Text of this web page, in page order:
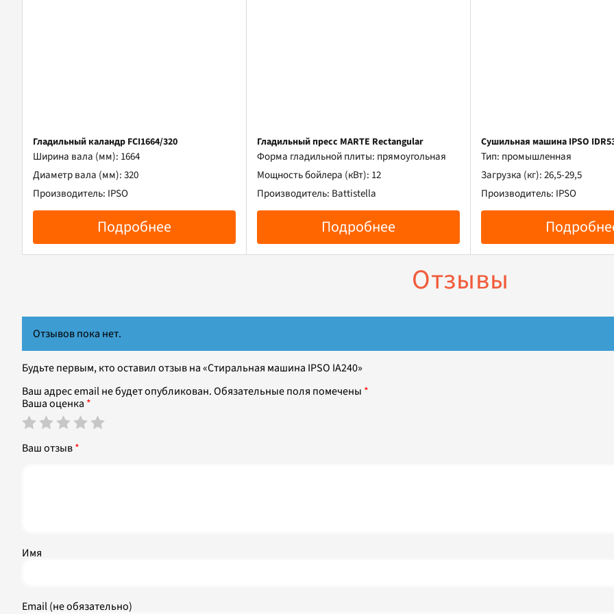
Гладильный каландр FCI1664/320
Ширина вала (мм): 1664
Диаметр вала (мм): 320
Производитель: IPSO
Подробнее
Гладильный пресс MARTE Rectangular
Форма гладильной плиты: прямоугольная
Мощность бойлера (кВт): 12
Производитель: Battistella
Подробнее
Сушильная машина IPSO
Тип: промышленная
Загрузка (кг): 26,5-29,5
Производитель: IPSO
Отзывы
Отзывов пока нет.
Будьте первым, кто оставил отзыв на «Стиральная машина IPSO IA240»
Ваш адрес email не будет опубликован.Обязательные поля помечены *
Ваша оценка *
Ваш отзыв*
Имя
Email (не обязательно)